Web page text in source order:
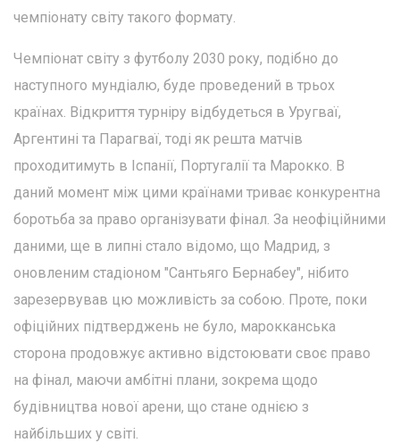
чемпіонату світу такого формату.
Чемпіонат світу з футболу 2030 року, подібно до
наступного мундіалю, буде проведений в трьох
країнах. Відкриття турніру відбудеться в Уругваї,
Аргентині та Парагваї, тоді як решта матчів
проходитимуть в Іспанії, Португалії та Марокко. В
даний момент між цими країнами триває конкурентна
боротьба за право організувати фінал. За неофіційними
даними, ще в липні стало відомо, що Мадрид, з
оновленим стадіоном "Сантьяго Бернабеу", нібито
зарезервував цю можливість за собою. Проте, поки
офіційних підтверджень не було, марокканська
сторона продовжує активно відстоювати своє право
на фінал, маючи амбітні плани, зокрема щодо
будівництва нової арени, що стане однією з
найбільших у світі.